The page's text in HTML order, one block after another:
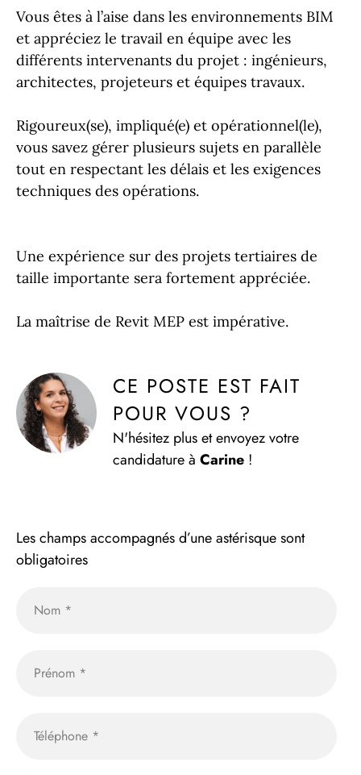
Vous êtes à l’aise dans les environnements BIM
et appréciez le travail en équipe avec les
différents intervenants du projet : ingénieurs,
architectes, projeteurs et équipes travaux.
Rigoureux(se), impliqué(e) et opérationnel(le),
vous savez gérer plusieurs sujets en parallèle
tout en respectant les délais et les exigences
techniques des opérations.
Une expérience sur des projets tertiaires de
taille importante sera fortement appréciée.
La maîtrise de Revit MEP est impérative.
CE POSTE EST FAIT
POUR VOUS ?
N'hésitez plus et envoyez votre
candidature à Carine !
Les champs accompagnés d’une astérisque sont
obligatoires